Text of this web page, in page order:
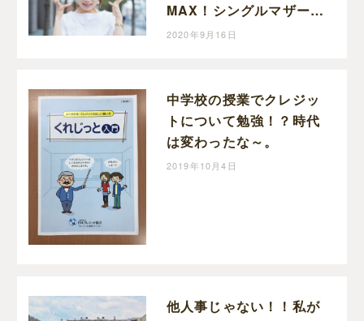
MAX！シングルマザーの
愚痴。
2020年9月16日
中学校の授業でクレジッ
トについて勉強！？時代
は変わったな～。
2019年10月4日
他人事じゃない！！私が